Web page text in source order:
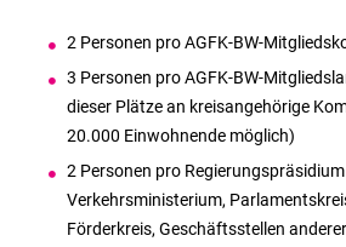
2 Personen pro AGFK-BW-
3 Personen pro AGFK-BW-
dieser Plätze an kreisangehörige
20.000 Einwohnende möglich)
2 Personen pro Regierungspräsidium
Verkehrsministerium,
Förderkreis, Geschäftsstellen